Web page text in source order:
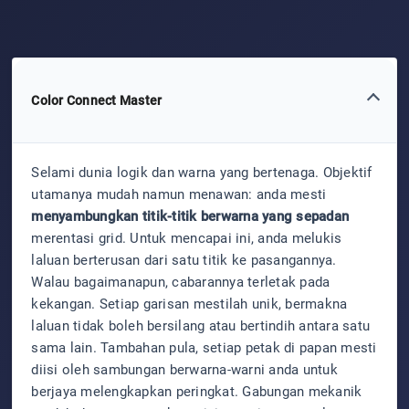
Color Connect Master
Selami dunia logik dan warna yang bertenaga. Objektif
utamanya mudah namun menawan: anda mesti
menyambungkan titik-titik berwarna yang sepadan
merentasi grid. Untuk mencapai ini, anda melukis
laluan berterusan dari satu titik ke pasangannya.
Walau bagaimanapun, cabarannya terletak pada
kekangan. Setiap garisan mestilah unik, bermakna
laluan tidak boleh bersilang atau bertindih antara satu
sama lain. Tambahan pula, setiap petak di papan mesti
diisi oleh sambungan berwarna-warni anda untuk
berjaya melengkapkan peringkat. Gabungan mekanik